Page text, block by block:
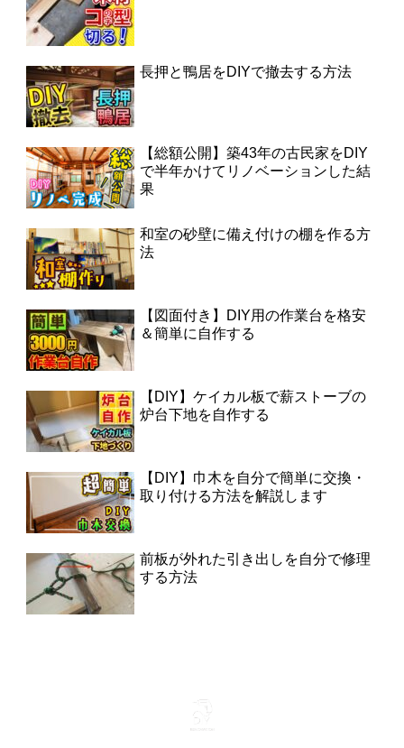
長押と鴨居をDIYで撤去する方法
【総額公開】築43年の古民家をDIY
で半年かけてリノベーションした結
果
和室の砂壁に備え付けの棚を作る方
法
【図面付き】DIY用の作業台を格安
＆簡単に自作する
【DIY】ケイカル板で薪ストーブの
炉台下地を自作する
【DIY】巾木を自分で簡単に交換・
取り付ける方法を解説します
前板が外れた引き出しを自分で修理
する方法